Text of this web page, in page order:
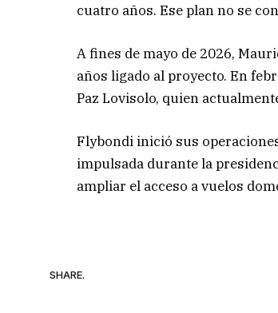
cuatro años. Ese plan no se
A fines de mayo de 2026,
años ligado al proyecto. En
Paz Lovisolo, quien
Flybondi inició sus
impulsada durante la
ampliar el acceso a vuelos
SHARE.